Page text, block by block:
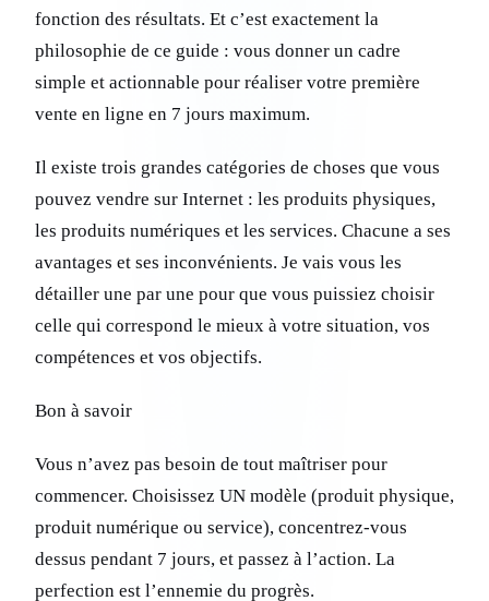
fonction des résultats. Et c’est exactement la
philosophie de ce guide : vous donner un cadre
simple et actionnable pour réaliser votre première
vente en ligne en 7 jours maximum.
Il existe trois grandes catégories de choses que vous
pouvez vendre sur Internet : les produits physiques,
les produits numériques et les services. Chacune a ses
avantages et ses inconvénients. Je vais vous les
détailler une par une pour que vous puissiez choisir
celle qui correspond le mieux à votre situation, vos
compétences et vos objectifs.
Bon à savoir
Vous n’avez pas besoin de tout maîtriser pour
commencer. Choisissez UN modèle (produit physique,
produit numérique ou service), concentrez-vous
dessus pendant 7 jours, et passez à l’action. La
perfection est l’ennemie du progrès.